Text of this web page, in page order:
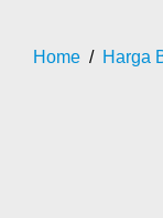
Home/ Harga